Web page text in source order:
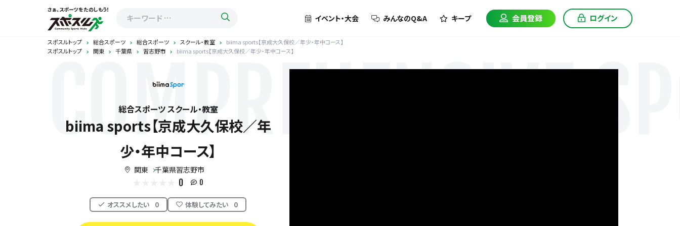
さぁ、スポーツをたのしもう！
イベント・大会 みんなのQ&A キープ 会員登録 ログイン
スポスルトップ 総合スポーツ 総合スポーツ スクール・教室
biima sports【京成大久保校／年少・年中コース】
スポスルトップ
関東 千葉県 習志野市 biima sports【京成大久保校／年少・年中コース】
COMPREHENSIVE
総合スポーツ スクール・教室
biima sports【京成大久保校／年
少・年中コース】
関東 千葉県習志野市
0 0
オススメしたい 0 体験してみたい 0